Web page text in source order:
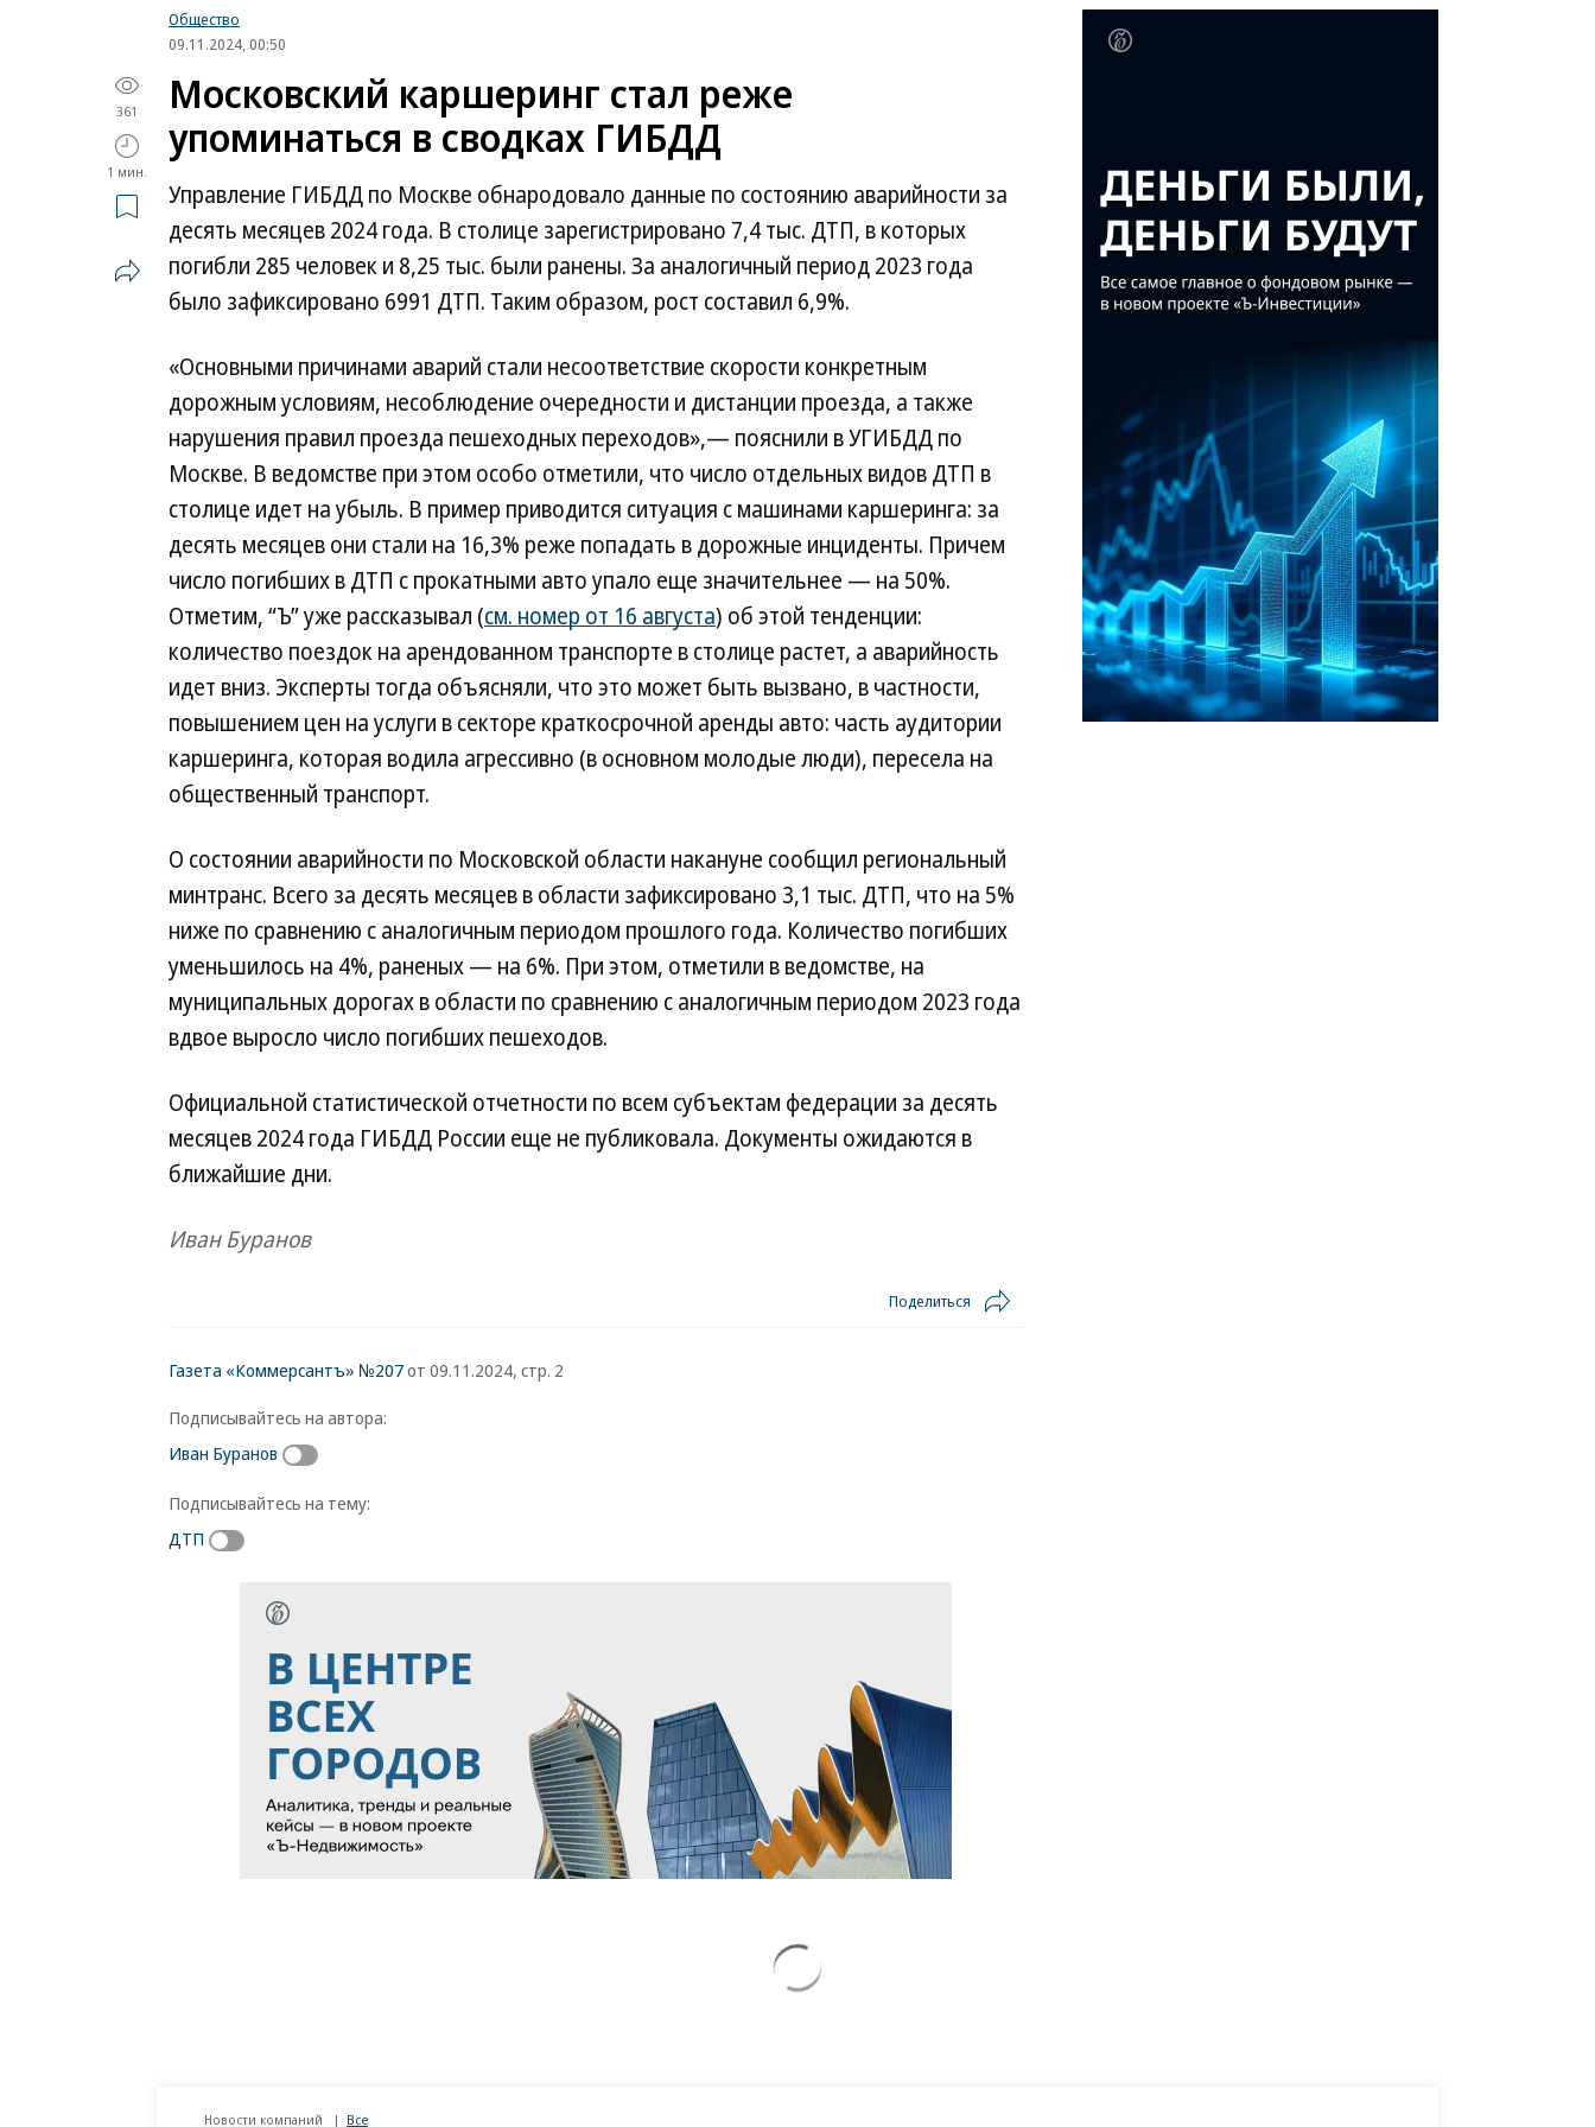
Общество
09.11.2024, 00:50
361
1 мин.
Московский каршеринг стал реже
упоминаться в сводках ГИБДД
Управление ГИБДД по Москве обнародовало данные по состоянию аварийности за
десять месяцев 2024 года. В столице зарегистрировано 7,4 тыс. ДТП, в которых
погибли 285 человек и 8,25 тыс. были ранены. За аналогичный период 2023 года
было зафиксировано 6991 ДТП. Таким образом, рост составил 6,9%.
«Основными причинами аварий стали несоответствие скорости конкретным
дорожным условиям, несоблюдение очередности и дистанции проезда, а также
нарушения правил проезда пешеходных переходов»,— пояснили в УГИБДД по
Москве. В ведомстве при этом особо отметили, что число отдельных видов ДТП в
столице идет на убыль. В пример приводится ситуация с машинами каршеринга: за
десять месяцев они стали на 16,3% реже попадать в дорожные инциденты. Причем
число погибших в ДТП с прокатными авто упало еще значительнее — на 50%.
Отметим, “Ъ” уже рассказывал (см. номер от 16 августа) об этой тенденции:
количество поездок на арендованном транспорте в столице растет, а аварийность
идет вниз. Эксперты тогда объясняли, что это может быть вызвано, в частности,
повышением цен на услуги в секторе краткосрочной аренды авто: часть аудитории
каршеринга, которая водила агрессивно (в основном молодые люди), пересела на
общественный транспорт.
О состоянии аварийности по Московской области накануне сообщил региональный
минтранс. Всего за десять месяцев в области зафиксировано 3,1 тыс. ДТП, что на 5%
ниже по сравнению с аналогичным периодом прошлого года. Количество погибших
уменьшилось на 4%, раненых — на 6%. При этом, отметили в ведомстве, на
муниципальных дорогах в области по сравнению с аналогичным периодом 2023 года
вдвое выросло число погибших пешеходов.
Официальной статистической отчетности по всем субъектам федерации за десять
месяцев 2024 года ГИБДД России еще не публиковала. Документы ожидаются в
ближайшие дни.
Иван Буранов
Поделиться
Газета «Коммерсантъ» №207от 09.11.2024, стр. 2
Подписывайтесь на автора:
Иван Буранов
Подписывайтесь на тему:
ДТП
Новости компаний Все